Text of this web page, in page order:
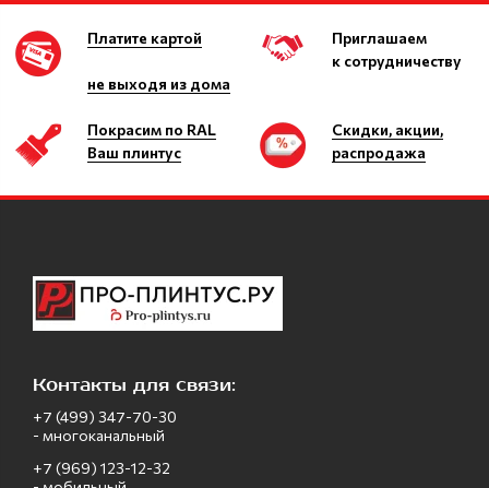
Платите картой
не выходя из дома
Приглашаем
к сотрудничеству
Покрасим по RAL
Ваш плинтус
Скидки, акции,
распродажа
Контакты для связи:
+7 (499) 347-70-30
- многоканальный
+7 (969) 123-12-32